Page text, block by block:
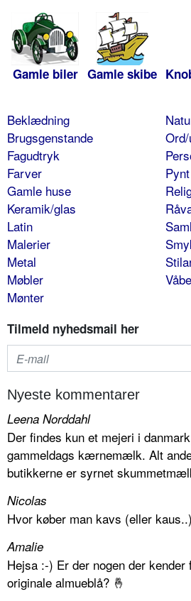
Gamle biler Gamle skibe
Beklædning
Brugsgenstande
Fagudtryk
Farver
Gamle huse
Keramik/glas
Latin
Malerier
Metal
Møbler
Mønter
Pynt
Tilmeld nyhedsmail her
Nyeste kommentarer
Leena Norddahl
Der findes kun et mejeri i
gammeldags kærnemælk. Alt
butikkerne er syrnet
Nicolas
Hvor køber man kavs (eller
Amalie
Hejsa :-) Er der nogen der
originale almueblå? 🤞